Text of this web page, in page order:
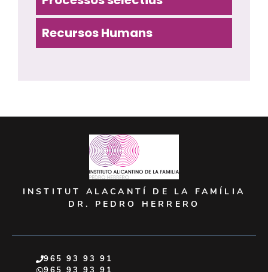
Recursos Humans
INSTITUT ALACANTÍ DE LA FAMÍLIA
DR. PEDRO HERRERO
965 93 93 91